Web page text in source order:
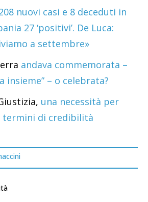
nuovi casi e 8 deceduti in
27 ‘positivi’. De Luca:
a settembre»
andava commemorata –
insieme” – o celebrata?
una necessità per
termini di credibilità